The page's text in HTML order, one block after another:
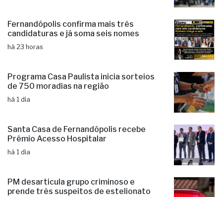
Fernandópolis confirma mais três
candidaturas e já soma seis nomes
há 23 horas
Programa Casa Paulista inicia sorteios
de 750 moradias na região
há 1 dia
Santa Casa de Fernandópolis recebe
Prêmio Acesso Hospitalar
há 1 dia
PM desarticula grupo criminoso e
prende três suspeitos de estelionato